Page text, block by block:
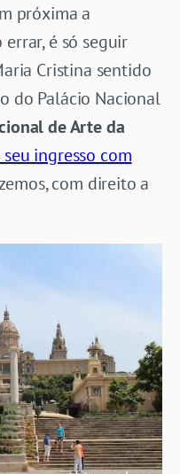
próxima a
é só seguir
Cristina sentido
do Palácio Nacional
de Arte da
ingresso com
com direito a